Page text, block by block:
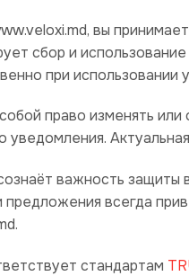
вы
сбор и
при использовании
право изменять
уведомления.
важность
всегда
стандартам